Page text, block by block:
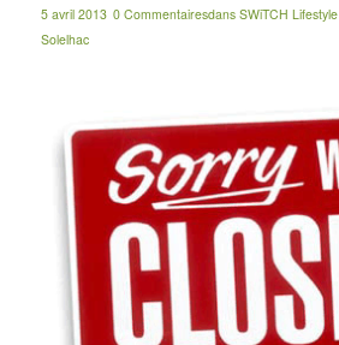
5 avril 2013 0 Commentairesdans SWiTCH Lifestyle
Solelhac